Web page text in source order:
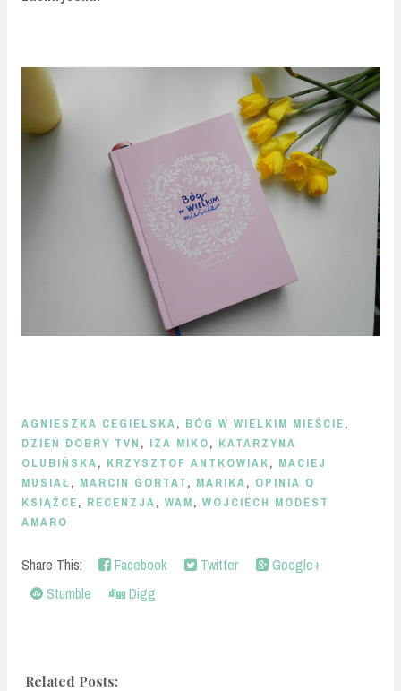
AGNIESZKA CEGIELSKA, BÓG W WIELKIM MIEŚCIE,
DZIEŃ DOBRY TVN , IZA MIKO, KATARZYNA
OLUBIŃSKA, KRZYSZTOF ANTKOWIAK, MACIEJ
MUSIAŁ, MARCIN GORTAT, MARIKA, OPINIA O
KSIĄŻCE, RECENZJA, WAM, WOJCIECH MODEST
AMARO
Share This: Facebook Twitter
Google+
Stumble
Digg
Related Posts: